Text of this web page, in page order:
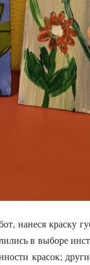
нанеся краску
в выборе
красок;